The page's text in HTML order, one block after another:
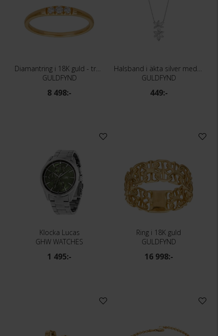
Diamantring i 18K guld - trestensring
GULDFYND
8 498:-
Halsband i äkta silver med blomma
GULDFYND
449:-
Klocka Lucas
GHW WATCHES
1 495:-
Ring i 18K guld
GULDFYND
16 998:-